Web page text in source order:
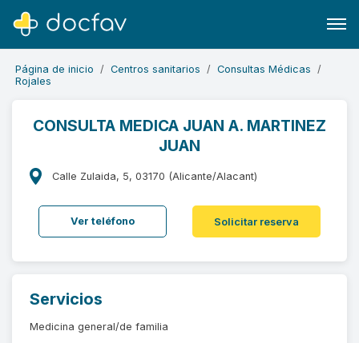
Buscar
Software para clínicas
Soporte
¿Eres un doctor?
Página de inicio Centros sanitarios
Consultas Médicas
Rojales
CONSULTA MEDICA JUAN A. MARTINEZ
JUAN
Calle Zulaida, 5, 03170 (Alicante/Alacant)
Ver teléfono Solicitar reserva
Servicios
Medicina general/de familia